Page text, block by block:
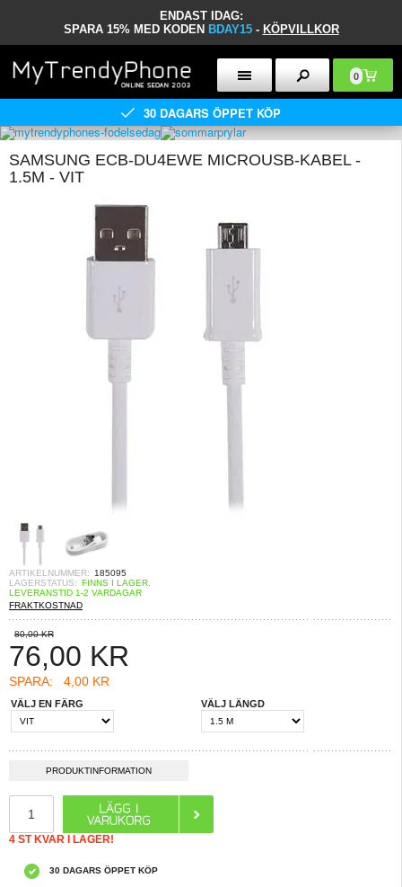
ENDAST IDAG:
SPARA 15% MED KODEN BDAY15 - KÖPVILLKOR
0
30 DAGARS ÖPPET KÖP
SAMSUNG ECB-DU4EWE MICROUSB-KABEL -
1.5M - VIT
ARTIKELNUMMER:
185095
LAGERSTATUS: FINNS I LAGER.
LEVERANSTID 1-2 VARDAGAR
FRAKTKOSTNAD
80,00 KR
76,00 KR
SPARA: 4,00 KR
VÄLJ EN FÄRG VÄLJ LÄNGD
PRODUKTINFORMATION
4 ST KVAR I LAGER!
30 DAGARS ÖPPET KÖP